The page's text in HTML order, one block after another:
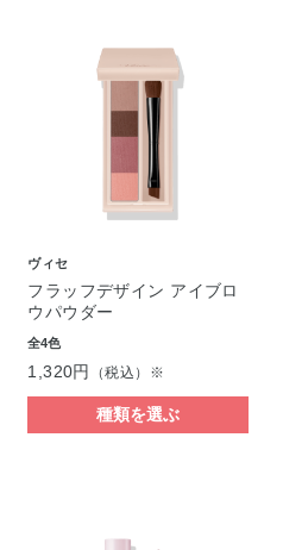
ヴィセ
フラッフデザイン アイブロ
ウパウダー
全4色
1,320円 （税込）※
種類を選ぶ